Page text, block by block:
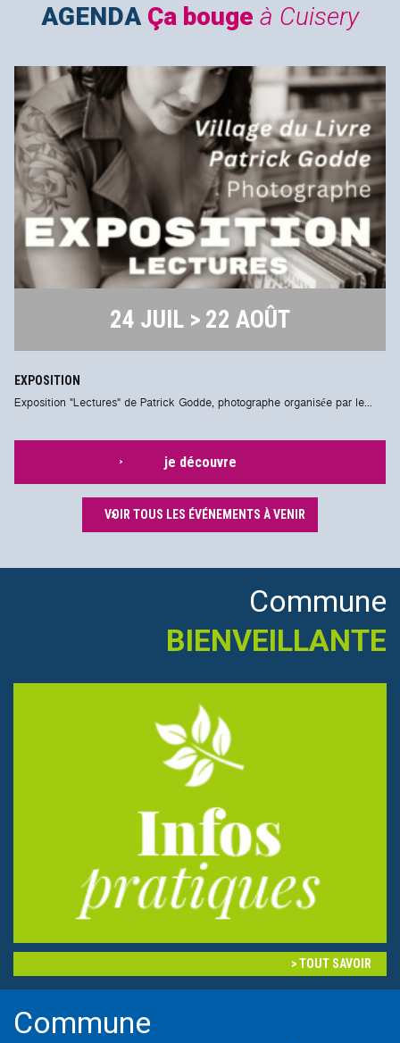
AGENDAÇa bouge à Cuisery
24 JUIL > 22 AOÛT
EXPOSITION
Exposition "Lectures" de Patrick Godde, photographe organisée par le...
je découvre
VOIR TOUS LES ÉVÉNEMENTS À VENIR
Commune
BIENVEILLANTE
TOUT SAVOIR
Commune